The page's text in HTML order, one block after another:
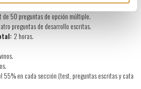
de 50 preguntas de opción múltiple.
preguntas de desarrollo escritas.
2 horas.
55% en cada sección (test, preguntas escritas y cata